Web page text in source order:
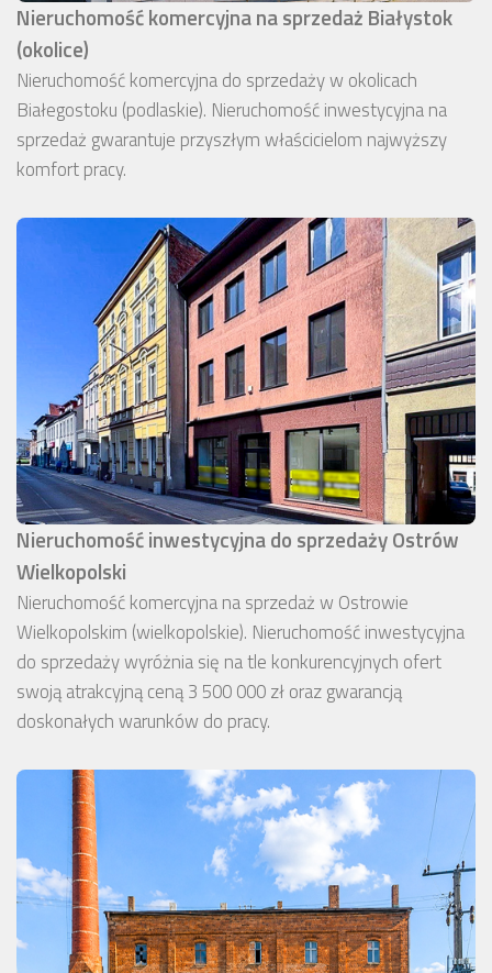
Nieruchomość komercyjna na sprzedaż Białystok
(okolice)
Nieruchomość komercyjna do sprzedaży w okolicach
Białegostoku (podlaskie). Nieruchomość inwestycyjna na
sprzedaż gwarantuje przyszłym właścicielom najwyższy
komfort pracy.
Nieruchomość inwestycyjna do sprzedaży Ostrów
Wielkopolski
Nieruchomość komercyjna na sprzedaż w Ostrowie
Wielkopolskim (wielkopolskie). Nieruchomość inwestycyjna
do sprzedaży wyróżnia się na tle konkurencyjnych ofert
swoją atrakcyjną ceną 3 500 000 zł oraz gwarancją
doskonałych warunków do pracy.